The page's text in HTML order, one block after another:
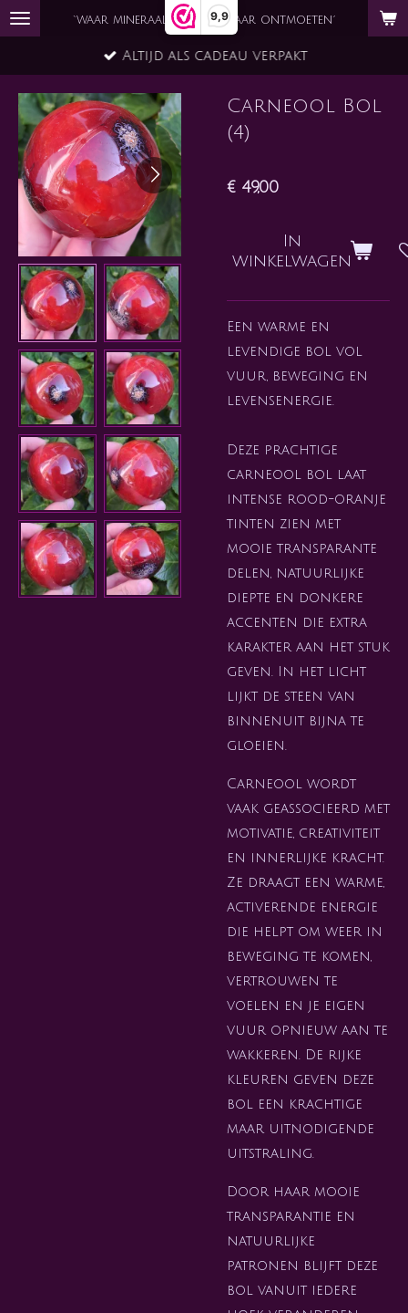
9,9
Ga
de
hoofdinhoud
`waar mineraal en ziel elkaar ontmoeten´
Altijd als cadeau verpakt
Carneool Bol
(4)
€ 49,00
In
winkelwagen
Een warme en
levendige bol vol
vuur, beweging en
levensenergie.
Deze prachtige
carneool bol laat
intense rood-oranje
tinten zien met
mooie transparante
delen, natuurlijke
diepte en donkere
accenten die extra
karakter aan het stuk
geven. In het licht
lijkt de steen van
binnenuit bijna te
gloeien.
Carneool wordt
vaak geassocieerd met
motivatie, creativiteit
en innerlijke kracht.
Ze draagt een warme,
activerende energie
die helpt om weer in
beweging te komen,
vertrouwen te
voelen en je eigen
vuur opnieuw aan te
wakkeren. De rijke
kleuren geven deze
bol een krachtige
maar uitnodigende
uitstraling.
Door haar mooie
transparantie en
natuurlijke
patronen blijft deze
bol vanuit iedere